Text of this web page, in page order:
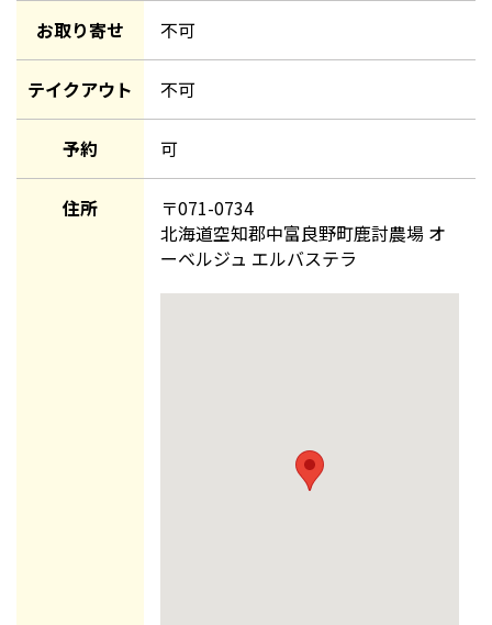
お取り寄せ 不可
テイクアウト 不可
予約 可
住所 〒071-0734
北海道空知郡中富良野町鹿討農場 オ
ーベルジュ エルバステラ